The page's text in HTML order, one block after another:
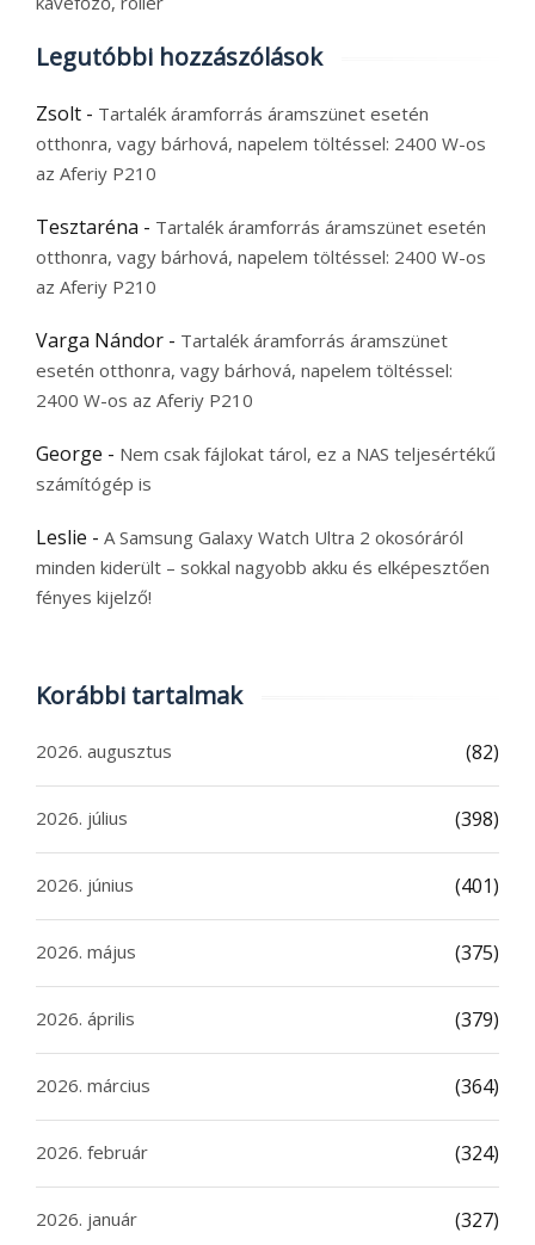
Legutóbbi hozzászólások
Zsolt - Tartalék áramforrás áramszünet esetén
otthonra, vagy bárhová, napelem töltéssel: 2400 W-os
az Aferiy P210
Tesztaréna - Tartalék áramforrás áramszünet esetén
otthonra, vagy bárhová, napelem töltéssel: 2400 W-os
az Aferiy P210
Varga Nándor - Tartalék áramforrás áramszünet
esetén otthonra, vagy bárhová, napelem töltéssel:
2400 W-os az Aferiy P210
George - Nem csak fájlokat tárol, ez a NAS teljesértékű
számítógép is
Leslie - A Samsung Galaxy Watch Ultra 2 okosóráról
minden kiderült – sokkal nagyobb akku és elképesztően
fényes kijelző!
Korábbi tartalmak
2026. augusztus (82)
2026. július (398)
2026. június (401)
2026. május (375)
2026. április (379)
2026. március (364)
2026. február (324)
2026. január (327)